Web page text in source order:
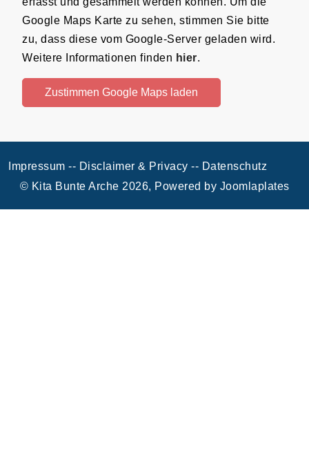
Google Maps Karte zu sehen, stimmen Sie bitte
zu, dass diese vom Google-Server geladen wird.
Weitere Informationen finden hier.
Zustimmen Google Maps laden
Impressum -- Disclaimer & Privacy -- Datenschutz
© Kita Bunte Arche 2026, Powered by Joomlaplates